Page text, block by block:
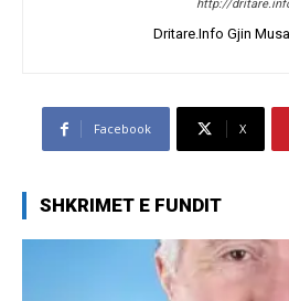
http://
Dritare.Info Gjin
Facebook X
SHKRIMET E FUNDIT